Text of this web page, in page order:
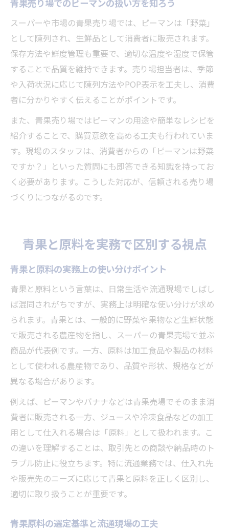
青果売り場でのピーマンの扱い方を知ろう
スーパーや市場の青果売り場では、ピーマンは「野菜」
として陳列され、生鮮品として消費者に販売されます。
保存方法や鮮度管理も重要で、適切な温度や湿度で保管
することで品質を維持できます。売り場担当者は、季節
や入荷状況に応じて陳列方法やPOP表示を工夫し、消費
者に分かりやすく伝えることがポイントです。
また、青果売り場ではピーマンの用途や簡単なレシピを
紹介することで、購買意欲を高める工夫も行われていま
す。現場のスタッフは、消費者からの「ピーマンは野菜
ですか？」といった質問にも即答できる知識を持ってお
く必要があります。こうした対応が、信頼される売り場
づくりにつながるのです。
青果と原料を実務で区別する視点
青果と原料の実務上の使い分けポイント
青果と原料という言葉は、日常生活や流通現場でしばし
ば混同されがちですが、実務上は明確な使い分けが求め
られます。青果とは、一般的に野菜や果物など生鮮状態
で販売される農産物を指し、スーパーの青果売場で並ぶ
商品が代表例です。一方、原料は加工食品や製品の材料
として使われる農産物であり、品質や形状、規格などが
異なる場合があります。
例えば、ピーマンやバナナなどは青果売場でそのまま消
費者に販売される一方、ジュースや冷凍食品などの加工
用として仕入れる場合は「原料」として扱われます。こ
の違いを理解することは、取引先との商談や納品時のト
ラブル防止に役立ちます。特に流通業務では、仕入れ先
や販売先のニーズに応じて青果と原料を正しく区別し、
適切に取り扱うことが重要です。
青果原料の選定基準と流通現場の工夫